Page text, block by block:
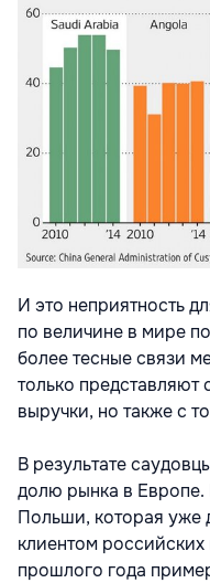
И это неприятность
по величине в мире
более тесные связи
только представляют
выручки, но также с
В результате
долю рынка в
Польши, которая уже
клиентом
прошлого года